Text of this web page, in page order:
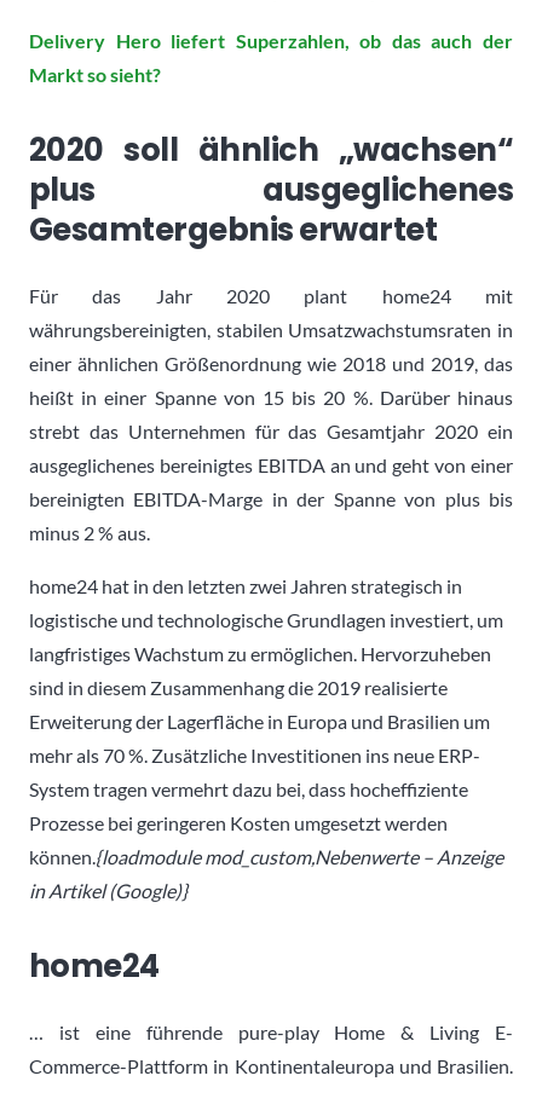
Delivery Hero liefert Superzahlen, ob das auch der
Markt so sieht?
2020 soll ähnlich „wachsen“
plus ausgeglichenes
Gesamtergebnis erwartet
Für das Jahr 2020 plant home24 mit
währungsbereinigten, stabilen Umsatzwachstumsraten in
einer ähnlichen Größenordnung wie 2018 und 2019, das
heißt in einer Spanne von 15 bis 20 %. Darüber hinaus
strebt das Unternehmen für das Gesamtjahr 2020 ein
ausgeglichenes bereinigtes EBITDA an und geht von einer
bereinigten EBITDA-Marge in der Spanne von plus bis
minus 2 % aus.
home24 hat in den letzten zwei Jahren strategisch in
logistische und technologische Grundlagen investiert, um
langfristiges Wachstum zu ermöglichen. Hervorzuheben
sind in diesem Zusammenhang die 2019 realisierte
Erweiterung der Lagerfläche in Europa und Brasilien um
mehr als 70 %. Zusätzliche Investitionen ins neue ERP-
System tragen vermehrt dazu bei, dass hocheffiziente
Prozesse bei geringeren Kosten umgesetzt werden
können.{loadmodule mod_custom,Nebenwerte – Anzeige
in Artikel (Google)}
home24
… ist eine führende pure-play Home & Living E-
Commerce-Plattform in Kontinentaleuropa und Brasilien.